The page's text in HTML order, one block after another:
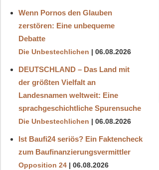
Wenn Pornos den Glauben
zerstören: Eine unbequeme
Debatte
Die Unbestechlichen 06.08.2026
DEUTSCHLAND – Das Land mit
der größten Vielfalt an
Landesnamen weltweit: Eine
sprachgeschichtliche Spurensuche
Die Unbestechlichen 06.08.2026
Ist Baufi24 seriös? Ein Faktencheck
zum Baufinanzierungsvermittler
Opposition 24 06.08.2026